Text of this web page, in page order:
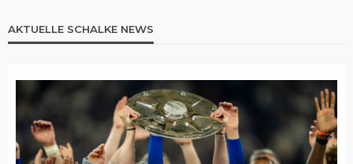
AKTUELLE SCHALKE NEWS